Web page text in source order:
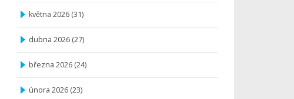
května 2026 (31)
dubna 2026 (27)
března 2026 (24)
února 2026 (23)